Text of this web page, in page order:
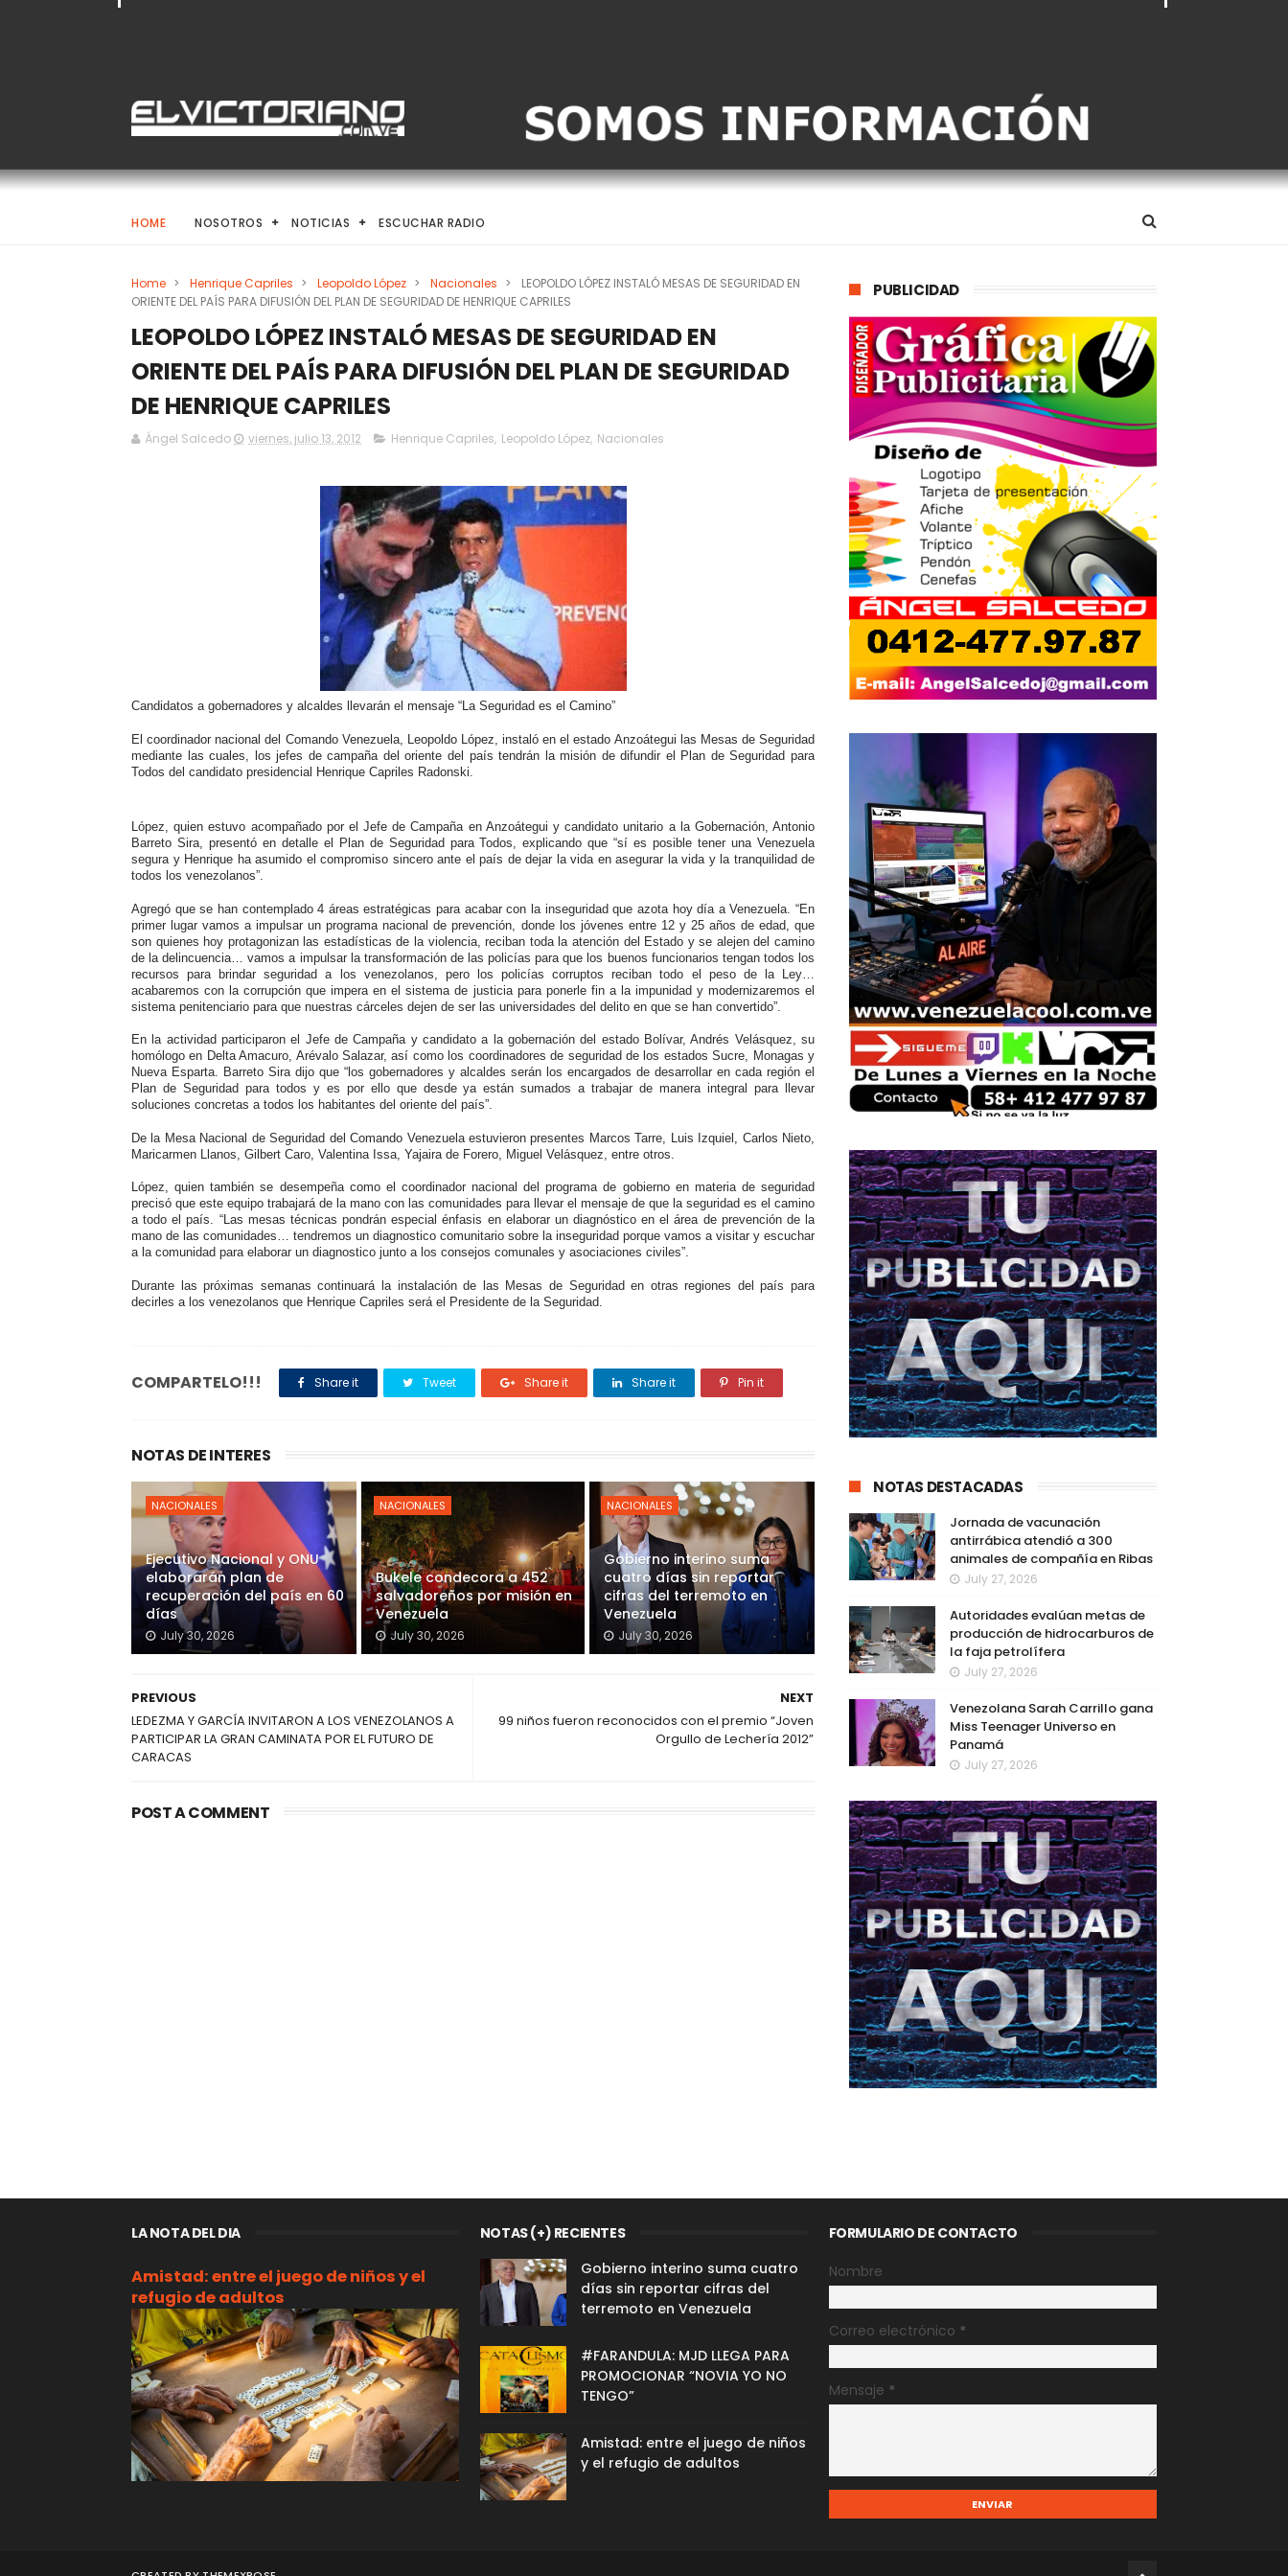
HOME NOSOTROS NOTICIAS ESCUCHAR RADIO
Home > Henrique Capriles > Leopoldo López > Nacionales >
LEOPOLDO LÓPEZ INSTALÓ MESAS DE SEGURIDAD EN
ORIENTE DEL PAÍS PARA DIFUSIÓN DEL PLAN DE SEGURIDAD DE HENRIQUE CAPRILES
LEOPOLDO LÓPEZ INSTALÓ MESAS DE SEGURIDAD EN
ORIENTE DEL PAÍS PARA DIFUSIÓN DEL PLAN DE SEGURIDAD
DE HENRIQUE CAPRILES
Ángel Salcedo viernes, julio 13, 2012 Henrique Capriles, Leopoldo López, Nacionales
Candidatos a gobernadores y alcaldes llevarán el mensaje “La Seguridad es el Camino”
El coordinador nacional del Comando Venezuela, Leopoldo López, instaló en el estado Anzoátegui las Mesas de Seguridad
mediante las cuales, los jefes de campaña del oriente del país tendrán la misión de difundir el Plan de Seguridad para
Todos del candidato presidencial Henrique Capriles Radonski.
López, quien estuvo acompañado por el Jefe de Campaña en Anzoátegui y candidato unitario a la Gobernación, Antonio
Barreto Sira, presentó en detalle el Plan de Seguridad para Todos, explicando que “sí es posible tener una Venezuela
segura y Henrique ha asumido el compromiso sincero ante el país de dejar la vida en asegurar la vida y la tranquilidad de
todos los venezolanos”.
Agregó que se han contemplado 4 áreas estratégicas para acabar con la inseguridad que azota hoy día a Venezuela. “En
primer lugar vamos a impulsar un programa nacional de prevención, donde los jóvenes entre 12 y 25 años de edad, que
son quienes hoy protagonizan las estadísticas de la violencia, reciban toda la atención del Estado y se alejen del camino
de la delincuencia… vamos a impulsar la transformación de las policías para que los buenos funcionarios tengan todos los
recursos para brindar seguridad a los venezolanos, pero los policías corruptos reciban todo el peso de la Ley…
acabaremos con la corrupción que impera en el sistema de justicia para ponerle fin a la impunidad y modernizaremos el
sistema penitenciario para que nuestras cárceles dejen de ser las universidades del delito en que se han convertido”.
En la actividad participaron el Jefe de Campaña y candidato a la gobernación del estado Bolívar, Andrés Velásquez, su
homólogo en Delta Amacuro, Arévalo Salazar, así como los coordinadores de seguridad de los estados Sucre, Monagas y
Nueva Esparta. Barreto Sira dijo que “los gobernadores y alcaldes serán los encargados de desarrollar en cada región el
Plan de Seguridad para todos y es por ello que desde ya están sumados a trabajar de manera integral para llevar
soluciones concretas a todos los habitantes del oriente del país”.
De la Mesa Nacional de Seguridad del Comando Venezuela estuvieron presentes Marcos Tarre, Luis Izquiel, Carlos Nieto,
Maricarmen Llanos, Gilbert Caro, Valentina Issa, Yajaira de Forero, Miguel Velásquez, entre otros.
López, quien también se desempeña como el coordinador nacional del programa de gobierno en materia de seguridad
precisó que este equipo trabajará de la mano con las comunidades para llevar el mensaje de que la seguridad es el camino
a todo el país. “Las mesas técnicas pondrán especial énfasis en elaborar un diagnóstico en el área de prevención de la
mano de las comunidades… tendremos un diagnostico comunitario sobre la inseguridad porque vamos a visitar y escuchar
a la comunidad para elaborar un diagnostico junto a los consejos comunales y asociaciones civiles”.
Durante las próximas semanas continuará la instalación de las Mesas de Seguridad en otras regiones del país para
decirles a los venezolanos que Henrique Capriles será el Presidente de la Seguridad.
COMPARTELO!!! Share it Tweet Share it Share it Pin it
NOTAS DE INTERES
NACIONALES
Ejecutivo Nacional y ONU
elaborarán plan de
recuperación del país en 60
días
July 30, 2026
NACIONALES
Bukele condecora a 452
salvadoreños por misión en
Venezuela
July 30, 2026
NACIONALES
Gobierno interino suma
cuatro días sin reportar
cifras del terremoto en
Venezuela
July 30, 2026
NEXT
99 niños fueron reconocidos con el premio “Joven
Orgullo de Lechería 2012”
PREVIOUS
LEDEZMA Y GARCÍA INVITARON A LOS VENEZOLANOS A
PARTICIPAR LA GRAN CAMINATA POR EL FUTURO DE
CARACAS
POST A COMMENT
PUBLICIDAD
NOTAS DESTACADAS
Jornada de vacunación
antirrábica atendió a 300
animales de compañía en Ribas
July 27, 2026
Autoridades evalúan metas de
producción de hidrocarburos de
la faja petrolífera
July 27, 2026
Venezolana Sarah Carrillo gana
Miss Teenager Universo en
Panamá
July 27, 2026
LA NOTA DEL DIA
Amistad: entre el juego de niños y el
refugio de adultos
NOTAS (+) RECIENTES
Gobierno interino suma cuatro
días sin reportar cifras del
terremoto en Venezuela
#FARANDULA: MJD LLEGA PARA
PROMOCIONAR “NOVIA YO NO
TENGO”
Amistad: entre el juego de niños
y el refugio de adultos
FORMULARIO DE CONTACTO
Nombre
Correo electrónico *
Mensaje *